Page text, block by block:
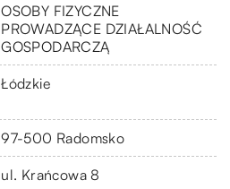
OSOBY FIZYCZNE
PROWADZĄCE DZIAŁALNOŚĆ
GOSPODARCZĄ
Łódzkie
97-500 Radomsko
ul. Krańcowa 8